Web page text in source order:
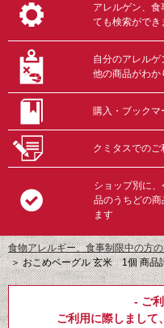
アレルゲン、食
ても検索ができ
自分のアレル
他の商品がわか
購入・ブックマ
クミタスでの
ショップ別に
品のうちどの商
ます
食物アレルギー、食事制限中の方
＞おこめベーグル 玄米 1個 商品
- ご
ご利用に際しまして、